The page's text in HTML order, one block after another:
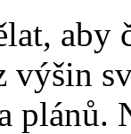
aby
výšin
plánů.